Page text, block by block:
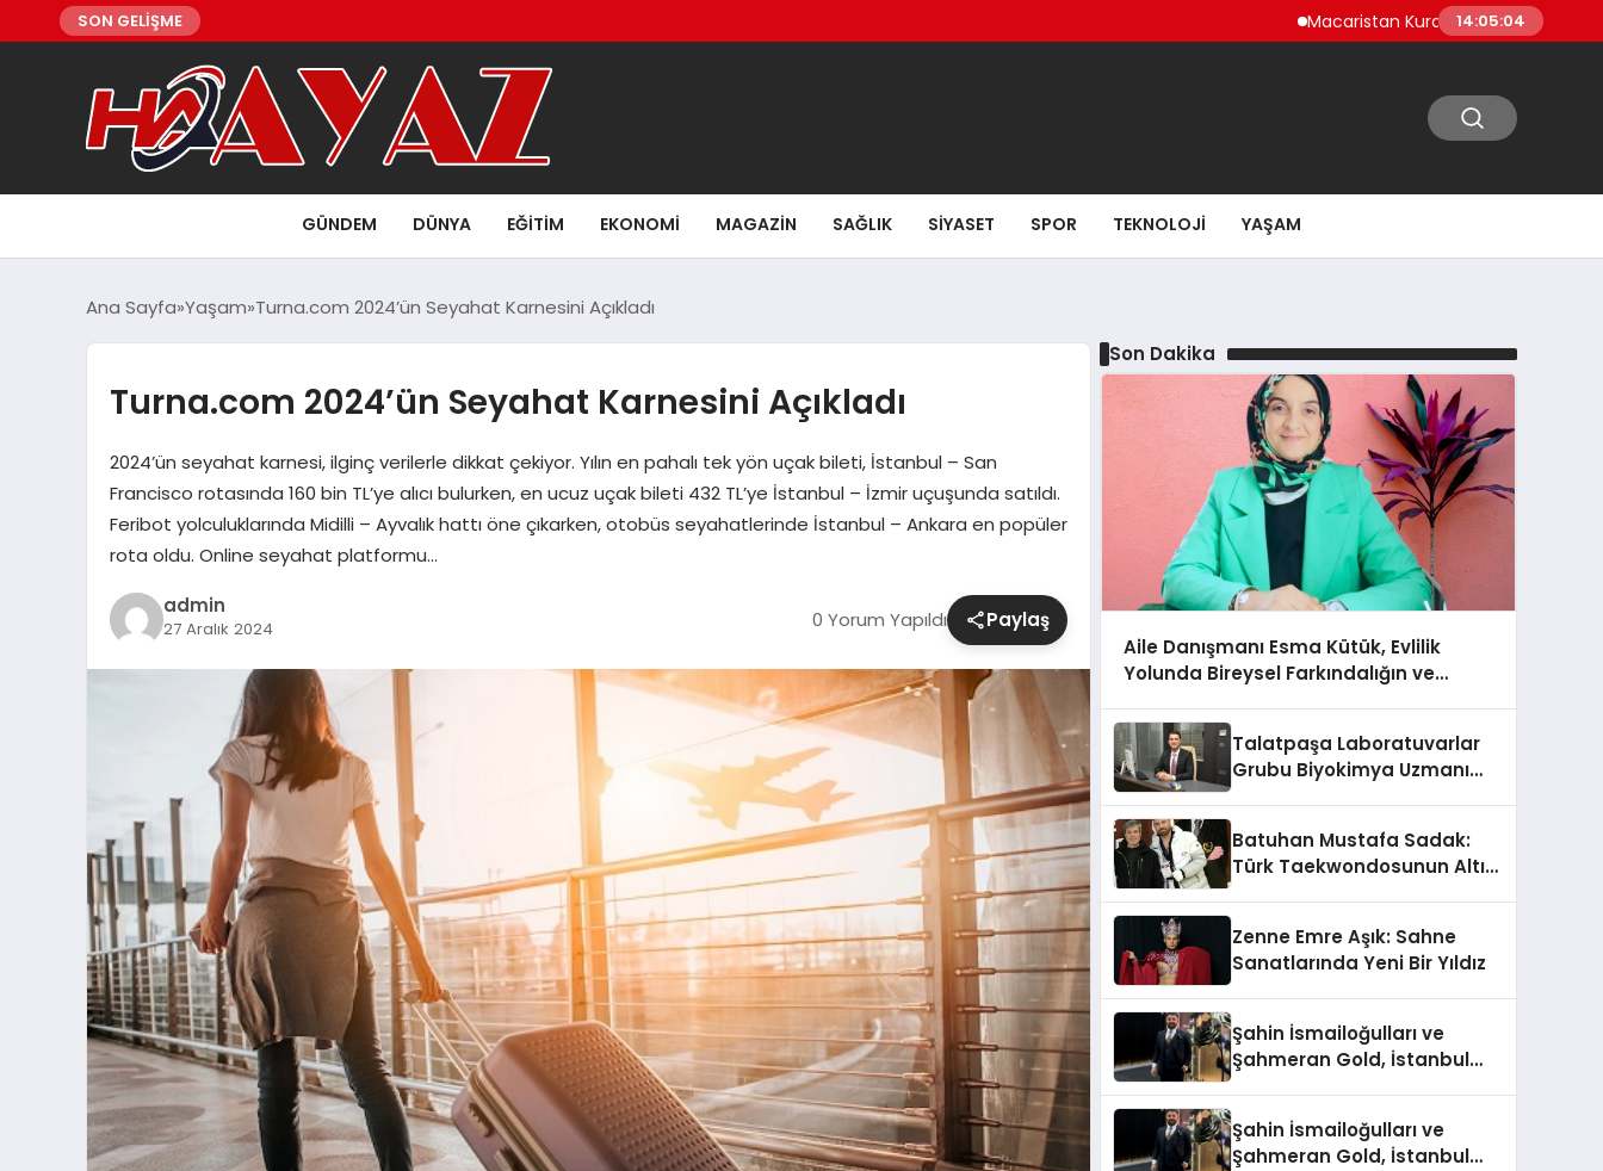
SON GELİŞME Macaristan Kuraklık Nedeniyle Paks Nükleer
14:05:06
GÜNDEM DÜNYA EĞITIM EKONOMI MAGAZIN SAĞLIK SIYASET SPOR TEKNOLOJI YAŞAM
Ana Sayfa Yaşam Turna.com 2024’ün Seyahat Karnesini Açıkladı
Turna.com 2024’ün Seyahat Karnesini Açıkladı
2024’ün seyahat karnesi, ilginç verilerle dikkat çekiyor. Yılın en pahalı tek yön uçak bileti, İstanbul – San
Francisco rotasında 160 bin TL’ye alıcı bulurken, en ucuz uçak bileti 432 TL’ye İstanbul – İzmir uçuşunda satıldı.
Feribot yolculuklarında Midilli – Ayvalık hattı öne çıkarken, otobüs seyahatlerinde İstanbul – Ankara en popüler
rota oldu. Online seyahat platformu…
admin
27 Aralık 2024 0 Yorum Yapıldı Paylaş
Son Dakika
Aile Danışmanı Esma Kütük, Evlilik
Yolunda Bireysel Farkındalığın ve
Talatpaşa Laboratuvarlar
Grubu Biyokimya Uzmanı
Batuhan Mustafa Sadak:
Türk Taekwondosunun Altın
Zenne Emre Aşık: Sahne
Sanatlarında Yeni Bir Yıldız
Şahin İsmailoğulları ve
Şahmeran Gold, İstanbul
Şahin İsmailoğulları ve
Şahmeran Gold, İstanbul